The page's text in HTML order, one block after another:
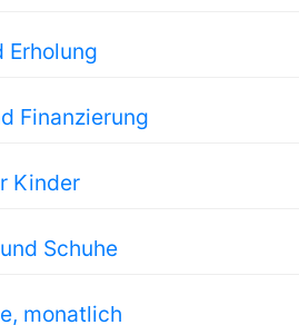
Erholung
Finanzierung
Kinder
Schuhe
monatlich